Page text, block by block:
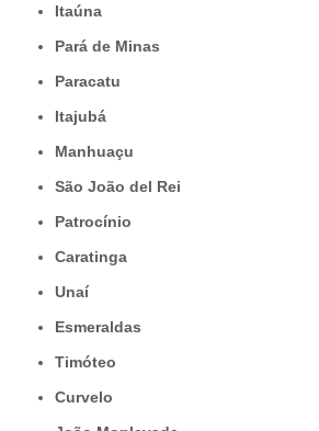
Itaúna
Pará de Minas
Paracatu
Itajubá
Manhuaçu
São João del Rei
Patrocínio
Caratinga
Unaí
Esmeraldas
Timóteo
Curvelo